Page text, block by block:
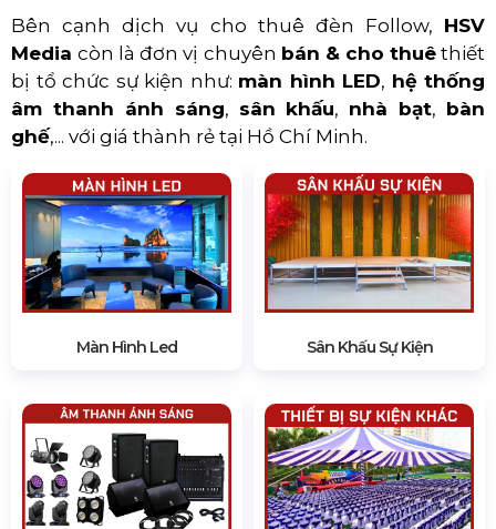
Bên cạnh dịch vụ cho thuê đèn Follow, HSV
Mediacòn là đơn vị chuyên bán & cho thuêthiết
bị tổ chức sự kiện như: màn hình LED, hệ thống
âm thanh ánh sáng, sân khấu, nhà bạt, bàn
ghế,... với giá thành rẻ tại Hồ Chí Minh.
Màn Hình Led Sân Khấu Sự Kiện